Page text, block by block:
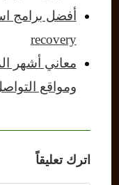
recovery
معاني أشهر
ومواقع
اترك تعليقاً